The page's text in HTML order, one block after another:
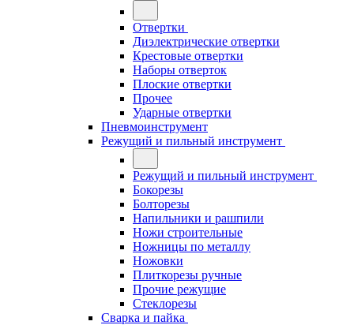
Отвертки
Диэлектрические отвертки
Крестовые отвертки
Наборы отверток
Плоские отвертки
Прочее
Ударные отвертки
Пневмоинструмент
Режущий и пильный инструмент
Режущий и пильный инструмент
Бокорезы
Болторезы
Напильники и рашпили
Ножи строительные
Ножницы по металлу
Ножовки
Плиткорезы ручные
Прочие режущие
Стеклорезы
Сварка и пайка